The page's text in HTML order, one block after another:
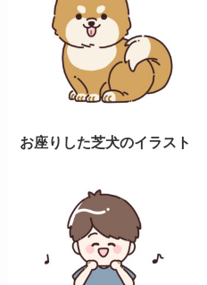
お座りした芝犬のイラスト